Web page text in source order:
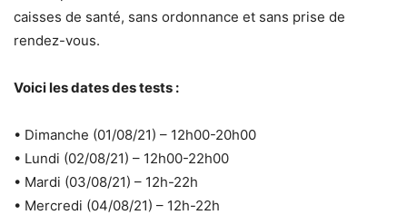
caisses de santé, sans ordonnance et sans prise de
rendez-vous.
Voici les dates des tests :
• Dimanche (01/08/21) – 12h00-20h00
• Lundi (02/08/21) – 12h00-22h00
• Mardi (03/08/21) – 12h-22h
• Mercredi (04/08/21) – 12h-22h